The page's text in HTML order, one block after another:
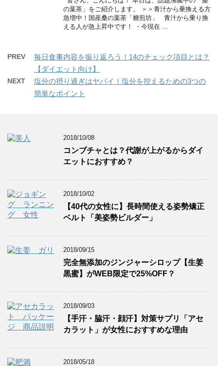
の葉茶」をご紹介します。 ＞＞青汁から乗換える方
急増中！国産桑の葉茶「糖煎坊」 青汁から乗り換
える人が急上昇中です！ ・今現在 …
PREV
毎日食事内容を振り返ろう！14のチェック項目とは？
【ダイエット向け】
NEXT
塩分の摂り過ぎはヤバイ！塩分を控えるための3つの
簡単なポイント
2018/10/08
コンブチャとは？代謝が上がるからダイ
エットにおすすめ？
2018/10/02
【40代の女性に】長時間使える姿勢矯正
ベルト「美姿勢ビルダー」
2018/09/15
完全無添加のジンジャーシロップ【生姜
黒蜜】がWEB限定で25%OFF？
2018/09/03
【手汗・脇汗・顔汗】対策サプリ「アセ
カラット」が女性におすすめな理由
2018/05/18